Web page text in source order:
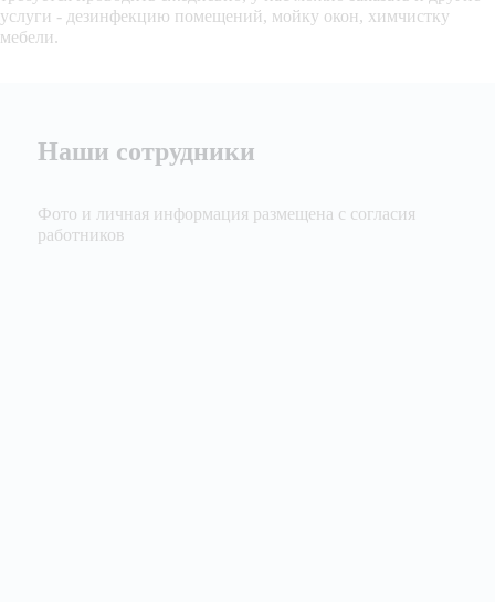
услуги - дезинфекцию помещений, мойку окон, химчистку
мебели.
Наши сотрудники
Фото и личная информация размещена с согласия
работников